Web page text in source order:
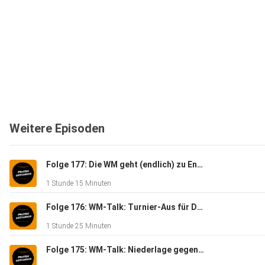
Weitere Episoden
Folge 177: Die WM geht (endlich) zu Ende - Massengeschnack
1 Stunde 15 Minuten
Folge 176: WM-Talk: Turnier-Aus für Deutschland - Massengeschnack
1 Stunde 25 Minuten
Folge 175: WM-Talk: Niederlage gegen Ecuador - Massengeschnack